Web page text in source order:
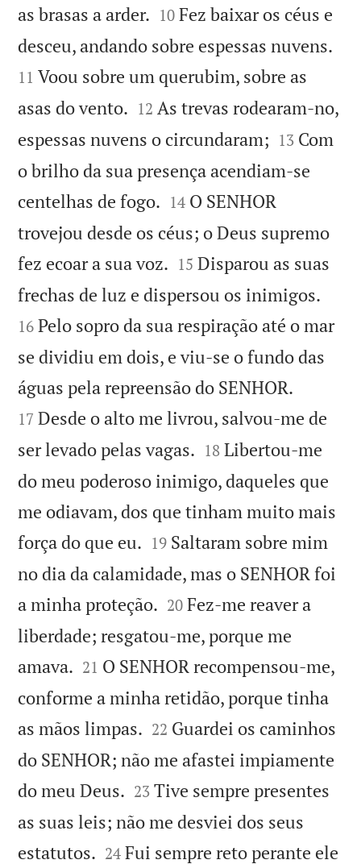
as brasas a arder. 

10 Fez baixar os céus e
desceu, andando sobre espessas nuvens.
11 Voou sobre um querubim, sobre as
asas do vento. 

12 As trevas rodearam-no,
espessas nuvens o circundaram; 

13 Com
o brilho da sua presença acendiam-se
centelhas de fogo. 

14 O SENHOR
trovejou desde os céus; o Deus supremo
fez ecoar a sua voz. 

15 Disparou as suas
frechas de luz e dispersou os inimigos.
16 Pelo sopro da sua respiração até o mar
se dividiu em dois, e viu-se o fundo das
águas pela repreensão do SENHOR.
17 Desde o alto me livrou, salvou-me de
ser levado pelas vagas. 

18 Libertou-me
do meu poderoso inimigo, daqueles que
me odiavam, dos que tinham muito mais
força do que eu. 

19 Saltaram sobre mim
no dia da calamidade, mas o SENHOR foi
a minha proteção. 

20 Fez-me reaver a
liberdade; resgatou-me, porque me
amava. 

21 O SENHOR recompensou-me,
conforme a minha retidão, porque tinha
as mãos limpas. 

22 Guardei os caminhos
do SENHOR; não me afastei impiamente
do meu Deus. 

23 Tive sempre presentes
as suas leis; não me desviei dos seus
estatutos. 

24 Fui sempre reto perante ele